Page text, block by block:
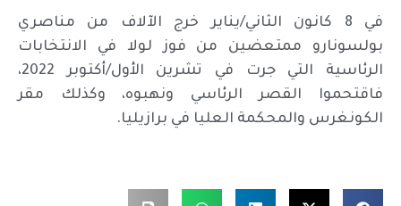
في 8 كانون الثاني/يناير خرج الآلاف من مناصري
بولسونارو ممتعضين من فوز لولا في الانتخابات
الرئاسية التي جرت في تشرين الأول/أكتوبر 2022،
فاقتحموا القصر الرئاسي ونهبوه، وكذلك مقر
الكونغرس والمحكمة العليا في برازيليا.